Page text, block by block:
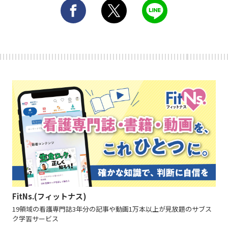
FitNs.(フィットナス)
19領域の看護専門誌3年分の記事や動画1万本以上が見放題のサブス
ク学習サービス